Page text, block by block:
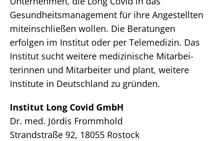
Gesundheitsmanagement für ihre Angestellten
miteinschließen wollen. Die Beratungen
erfolgen im Institut oder per Telemedizin. Das
Institut sucht weitere medizinische Mitarbei-
terinnen und Mitarbeiter und plant, weitere
Institute in Deutschland zu gründen.
Institut Long Covid GmbH
Dr. med. Jördis Frommhold
Strandstraße 92, 18055 Rostock